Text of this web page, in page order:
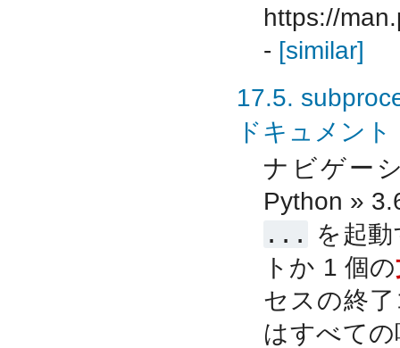
https://
- [similar]
17.5.
ドキュメント
ナビゲー
Python »
...
を起
トか 1 個の
セスの終
はすべて